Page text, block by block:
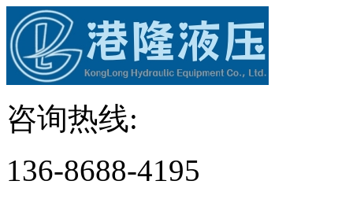
咨询热线:
136-8688-4195